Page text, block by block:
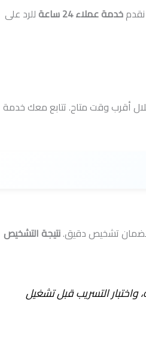
خدمة عملاء 24 ساعة
للرد على
أقرب وقت متاح. تتابع معك خدمة
لضمان تشخيص دقيق.نتيجة التشخيص
واختبار التسريب قبل تشغيل